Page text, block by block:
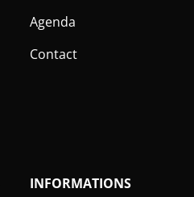
Agenda
Contact
INFORMATIONS